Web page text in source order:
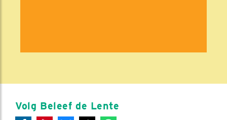
Volg Beleef de Lente